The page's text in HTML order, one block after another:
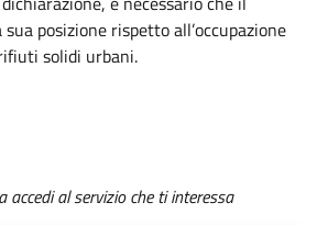
posizione rispetto all’occupazione
solidi urbani.
accedi al servizio che ti interessa